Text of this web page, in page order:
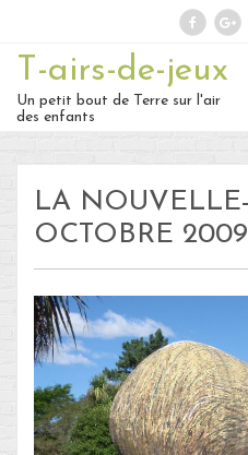
Rechercher :
Des nouvelles ?
30 – Du 1er au 6 ou 7 juillet : En
route vers le Retour !
29 – Du 23 au 30 juin : Hong-
Kong – partie 1 !
28 – du 18 juin au 22 juin : Bye-
T-airs-de-jeux
Un petit bout de Terre sur l'air
des enfants
LA
OCTOBRE